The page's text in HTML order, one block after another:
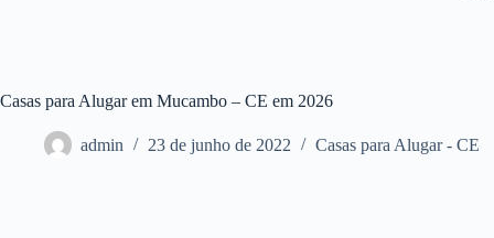
Casas para Alugar em Mucambo – CE em 2026
admin 23 de junho de 2022 Casas para Alugar - CE